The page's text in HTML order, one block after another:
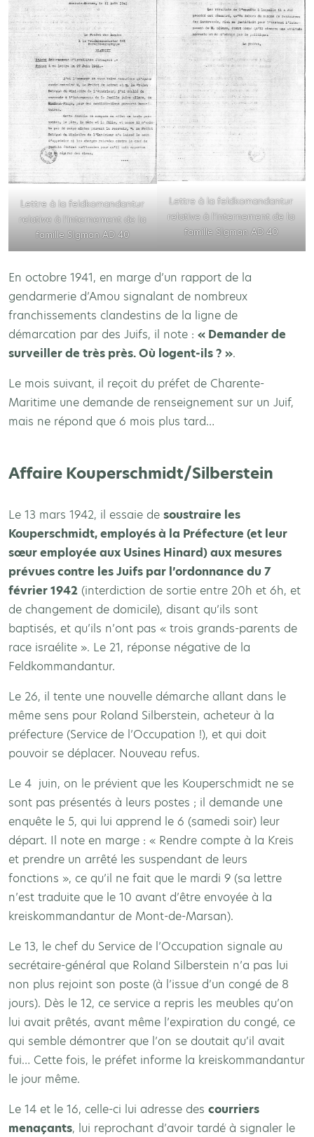
Lettre à la feldkomandantur
relative à l’internement de la
famille SIgman AD 40
Lettre à la feldkomandantur
relative à l’internement de la
famille SIgman AD 40
En octobre 1941, en marge d’un rapport de la
gendarmerie d’Amou signalant de nombreux
franchissements clandestins de la ligne de
démarcation par des Juifs, il note : « Demander de
surveiller de très près. Où logent-ils ? ».
Le mois suivant, il reçoit du préfet de Charente-
Maritime une demande de renseignement sur un Juif,
mais ne répond que 6 mois plus tard…
Affaire Kouperschmidt/Silberstein
Le 13 mars 1942, il essaie de soustraire les
Kouperschmidt, employés à la Préfecture (et leur
sœur employée aux Usines Hinard) aux mesures
prévues contre les Juifs par l’ordonnance du 7
février 1942 (interdiction de sortie entre 20h et 6h, et
de changement de domicile), disant qu’ils sont
baptisés, et qu’ils n’ont pas « trois grands-parents de
race israélite ». Le 21, réponse négative de la
Feldkommandantur.
Le 26, il tente une nouvelle démarche allant dans le
même sens pour Roland Silberstein, acheteur à la
préfecture (Service de l’Occupation !), et qui doit
pouvoir se déplacer. Nouveau refus.
Le 4 juin, on le prévient que les Kouperschmidt ne se
sont pas présentés à leurs postes ; il demande une
enquête le 5, qui lui apprend le 6 (samedi soir) leur
départ. Il note en marge : « Rendre compte à la Kreis
et prendre un arrêté les suspendant de leurs
fonctions », ce qu’il ne fait que le mardi 9 (sa lettre
n’est traduite que le 10 avant d’être envoyée à la
kreiskommandantur de Mont-de-Marsan).
Le 13, le chef du Service de l’Occupation signale au
secrétaire-général que Roland Silberstein n’a pas lui
non plus rejoint son poste (à l’issue d’un congé de 8
jours). Dès le 12, ce service a repris les meubles qu’on
lui avait prêtés, avant même l’expiration du congé, ce
qui semble démontrer que l’on se doutait qu’il avait
fui… Cette fois, le préfet informe la kreiskommandantur
le jour même.
Le 14 et le 16, celle-ci lui adresse des courriers
menaçants, lui reprochant d’avoir tardé à signaler le